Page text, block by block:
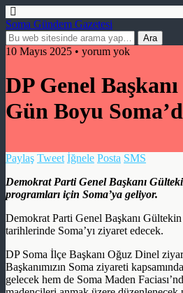
Soma Gündem Gazetesi
10 Mayıs 2025 • yorum yok
DP Genel
Gün Boyu
Paylaş Tweet İğnele Posta SMS
Demokrat Parti Genel Başkanı
programları için Soma’ya geliyor.
Demokrat Parti Genel Başkanı
tarihlerinde Soma’yı ziyaret edecek.
DP Soma İlçe Başkanı Oğuz Dinel
Başkanımızın Soma ziyareti
gelecek hem de Soma Maden